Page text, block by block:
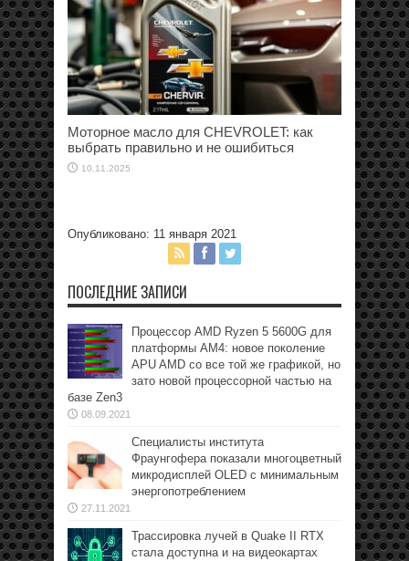
Моторное масло для CHEVROLET: как
выбрать правильно и не ошибиться
10.11.2025
Опубликовано: 11 января 2021
ПОСЛЕДНИЕ ЗАПИСИ
Процессор AMD Ryzen 5 5600G для
платформы АМ4: новое поколение
APU AMD со все той же графикой, но
зато новой процессорной частью на
базе Zen3
08.09.2021
Специалисты института
Фраунгофера показали многоцветный
микродисплей OLED с минимальным
энергопотреблением
27.11.2021
Трассировка лучей в Quake II RTX
стала доступна и на видеокартах